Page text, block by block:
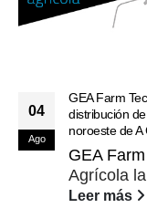
04
Ago
GEA Farm
distribución
noroeste de A
GEA
Agrícola
Leer más